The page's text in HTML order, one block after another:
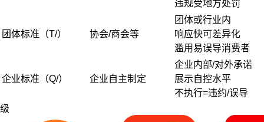
违规受地方处罚
团体标准（T/） 协会/商会等
团体或行业内
响应快可差异化
滥用易误导消费者
企业标准（Q/） 企业自主制定
企业内部/对外承诺
展示自控水平
不执行=违约/误导
级